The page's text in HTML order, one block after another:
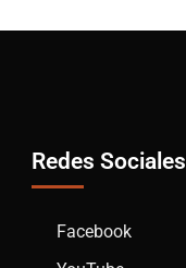
Redes Sociales
Facebook